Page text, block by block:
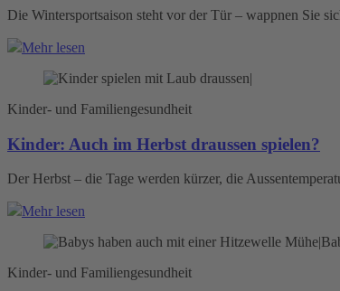
Die Wintersportsaison steht vor der Tür – wappnen Sie
Mehr lesen
Kinder- und Familiengesundheit
Kinder: Auch im Herbst draussen spielen?
Der Herbst – die Tage werden kürzer, die
Mehr lesen
Kinder- und Familiengesundheit